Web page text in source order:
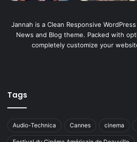
Jannah is a Clean Responsive
News and Blog theme. Packed with
completely customize your
Tags
Audio-Technica Cannes cinema